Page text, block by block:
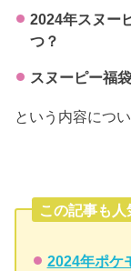
2024年スヌー
つ？
スヌーピー福
という内容につ
この記事も人
2024年ポケ